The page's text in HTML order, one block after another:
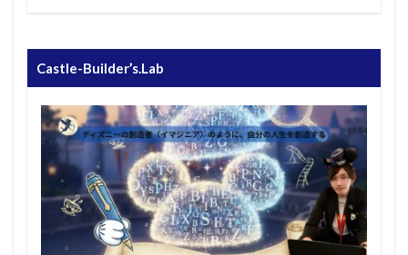
Castle-Builder’s.Lab